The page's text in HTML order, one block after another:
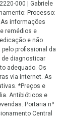
000 | Gabriele
Processo:
informações
remédios e
e não
profissional da
de diagnosticar
adequado. Os
via internet. As
*Preços e
Antibióticos e
Portaria nº
Central